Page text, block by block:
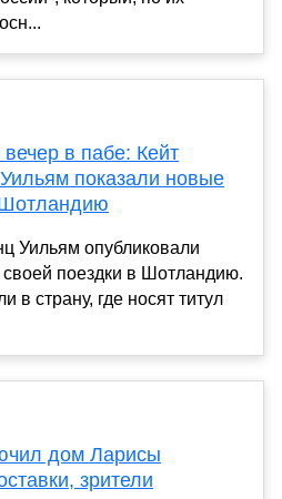
в пабе: Кейт
показали новые
Уильям опубликовали
поездки в Шотландию.
в страну, где носят титул
дом Ларисы
зрители